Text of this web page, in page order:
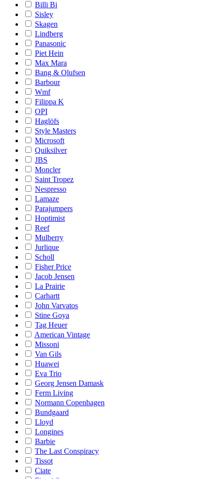
Billi Bi
Sisley
Skagen
Lindberg
Panasonic
Piet Hein
Max Mara
Bang & Olufsen
Barbour
Wmf
Filippa K
OPI
Haglöfs
Style Masters
Microsoft
Quiksilver
JBS
Moncler
Saint Tropez
Nespresso
Lamaze
Parajumpers
Hoptimist
Reef
Mulberry
Jurlique
Scholl
Fisher Price
Jacob Jensen
La Prairie
Carhartt
John Varvatos
Stine Goya
Tag Heuer
American Vintage
Missoni
Van Gils
Huawei
Eva Trio
Georg Jensen Damask
Ferm Living
Normann Copenhagen
Bundgaard
Lloyd
Longines
Barbie
The Last Conspiracy
Tissot
Ciate